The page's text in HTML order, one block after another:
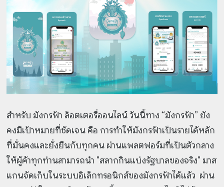
สำหรับ มังกรฟ้า ล็อตเตอรี่ออนไลน์ วันนี้ทาง “มังกรฟ้า” ยัง
คงมีเป้าหมายที่ชัดเจน คือ การทำให้มังกรฟ้าเป็นรายได้หลัก
ที่มั่นคงและยั่งยืนกับทุกคน ผ่านแพลตฟอร์มที่เป็นตัวกลาง
ให้ผู้ค้าทุกท่านสามารถนำ "สลากกินแบ่งรัฐบาลของจริง" มาส
แกนจัดเก็บในระบบอิเล็กทรอนิกส์ของมังกรฟ้าได้แล้ว ผ่าน